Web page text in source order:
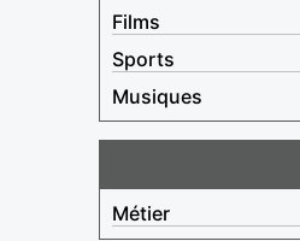
Films
Sports
Musiques
Métier